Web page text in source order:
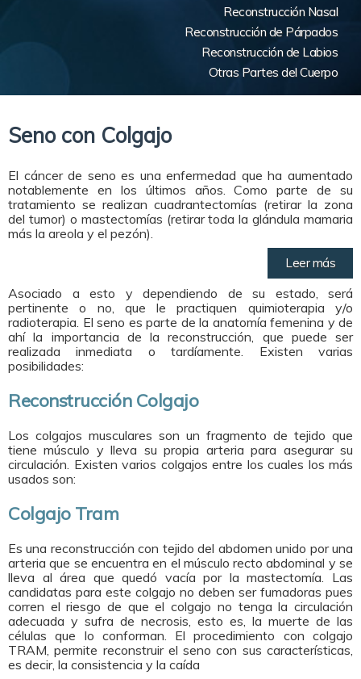
Reconstrucción Nasal
Reconstrucción de Párpados
Reconstrucción de Labios
Otras Partes del Cuerpo
Seno con Colgajo
El cáncer de seno es una enfermedad que ha aumentado
notablemente en los últimos años. Como parte de su
tratamiento se realizan cuadrantectomías (retirar la zona
del tumor) o mastectomías (retirar toda la glándula mamaria
más la areola y el pezón).
Leer más
Asociado a esto y dependiendo de su estado, será
pertinente o no, que le practiquen quimioterapia y/o
radioterapia. El seno es parte de la anatomía femenina y de
ahí la importancia de la reconstrucción, que puede ser
realizada inmediata o tardíamente. Existen varias
posibilidades:
Reconstrucción Colgajo
Los colgajos musculares son un fragmento de tejido que
tiene músculo y lleva su propia arteria para asegurar su
circulación. Existen varios colgajos entre los cuales los más
usados son:
Colgajo Tram
Es una reconstrucción con tejido del abdomen unido por una
arteria que se encuentra en el músculo recto abdominal y se
lleva al área que quedó vacía por la mastectomía. Las
candidatas para este colgajo no deben ser fumadoras pues
corren el riesgo de que el colgajo no tenga la circulación
adecuada y sufra de necrosis, esto es, la muerte de las
células que lo conforman. El procedimiento con colgajo
TRAM, permite reconstruir el seno con sus características,
es decir, la consistencia y la caída